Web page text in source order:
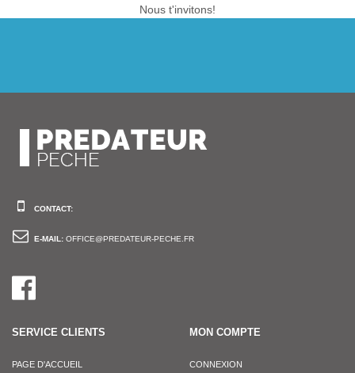
Nous t'invitons!
CONTACT:
E-MAIL: OFFICE@PREDATEUR-PECHE.FR
SERVICE CLIENTS
PAGE D'ACCUEIL
MON COMPTE
CONNEXION